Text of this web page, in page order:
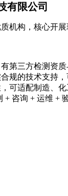
有限公司
构，核心开展
三方检测资质
规的技术支持
可适配制造、
咨询 + 运维 +